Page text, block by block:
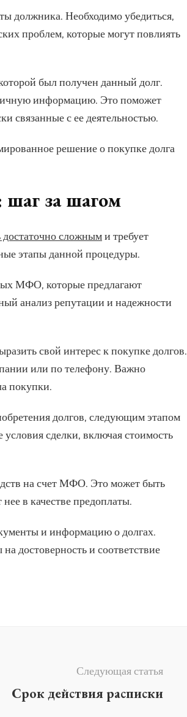
должника. Необходимо убедиться,
проблем, которые могут повлиять
был получен данный долг.
информацию. Это поможет
связанные с ее деятельностью.
решение о покупке долга
за шагом
сложными требует
этапы данной процедуры.
МФО, которые предлагают
анализ репутации и надежности
свой интерес к покупке долгов.
или по телефону. Важно
покупки.
долгов, следующим этапом
условия сделки, включая стоимость
на счет МФО. Это может быть
в качестве предоплаты.
и информацию о долгах.
достоверность и соответствие
Следующая статья
Срок действия расписки